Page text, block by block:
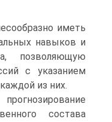
иметь
навыков и
позволяющую
с указанием
из них.
состава